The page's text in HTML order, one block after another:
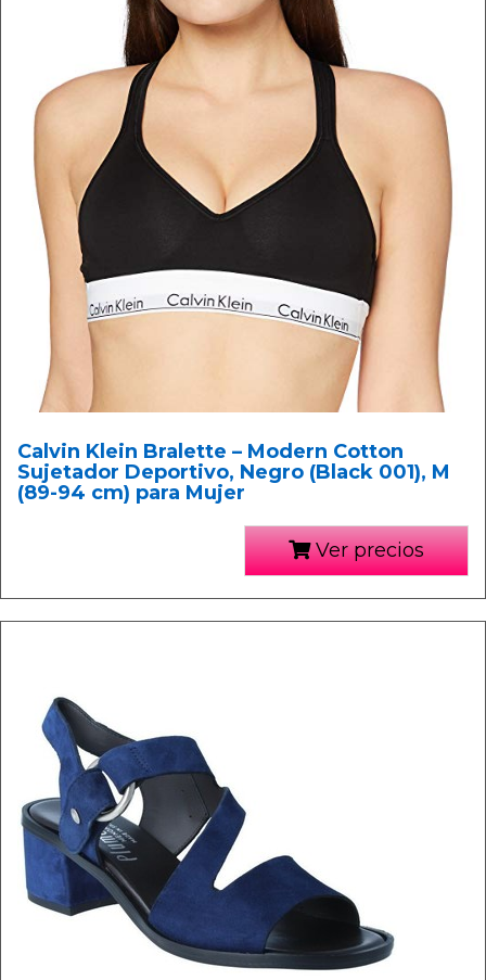
Calvin Klein Bralette – Modern Cotton
Sujetador Deportivo, Negro (Black 001), M
(89-94 cm) para Mujer
Ver precios